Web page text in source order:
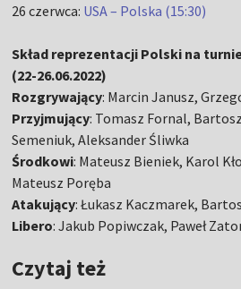
26 czerwca: USA – Polska (15:30)
Skład reprezentacji Polski na
(22-26.06.2022)
Rozgrywający: Marcin Janusz,
Przyjmujący: Tomasz Fornal,
Semeniuk, Aleksander Śliwka
Środkowi: Mateusz Bieniek, Karol
Mateusz Poręba
Atakujący: Łukasz Kaczmarek,
Libero: Jakub Popiwczak, Paweł
Czytaj też